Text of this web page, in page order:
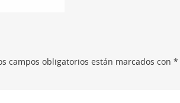
campos obligatorios están marcados con *